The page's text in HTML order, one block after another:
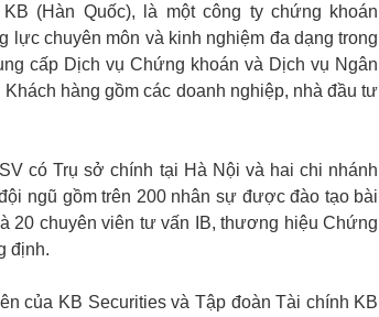
(Hàn Quốc), là một công ty chứng khoán
lực chuyên môn và kinh nghiệm đa dạng trong
cấp Dịch vụ Chứng khoán và Dịch vụ Ngân
hàng gồm các doanh nghiệp, nhà đầu tư
có Trụ sở chính tại Hà Nội và hai chi nhánh
ngũ gồm trên 200 nhân sự được đào tạo bài
20 chuyên viên tư vấn IB, thương hiệu Chứng
định.
của KB Securities và Tập đoàn Tài chính KB